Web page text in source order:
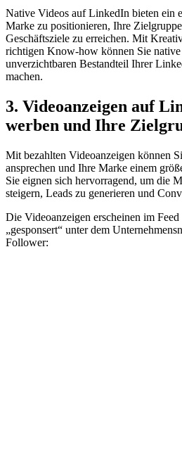
Native Videos auf LinkedIn bieten ein
Marke zu positionieren, Ihre
Geschäftsziele zu erreichen. Mit
richtigen Know-how können Sie
unverzichtbaren Bestandteil Ihrer
machen.
3. Videoanzeigen auf
werben und Ihre
Mit bezahlten Videoanzeigen können
ansprechen und Ihre Marke einem
Sie eignen sich hervorragend, um die
steigern, Leads zu generieren und
Die Videoanzeigen erscheinen im
„gesponsert“ unter dem
Follower: